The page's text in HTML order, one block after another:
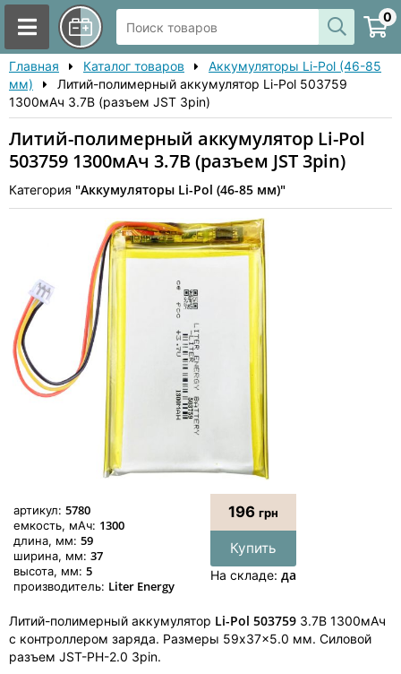
0
Главная Каталог товаров
Аккумуляторы Li-Pol (46-85
мм)
Литий-полимерный аккумулятор Li-Pol 503759
1300мАч 3.7В (разъем JST 3pin)
Литий-полимерный аккумулятор Li-Pol
503759 1300мАч 3.7В (разъем JST 3pin)
Категория "Аккумуляторы Li-Pol (46-85 мм)"
артикул: 5780
емкость, мАч: 1300
длина, мм: 59
ширина, мм: 37
высота, мм: 5
производитель: Liter Energy
196 грн
Купить
На складе: да
Литий-полимерный аккумулятор Li-Pol 503759 3.7В 1300мАч
с контроллером заряда. Размеры 59x37x5.0 мм. Силовой
разъем JST-PH-2.0 3pin.